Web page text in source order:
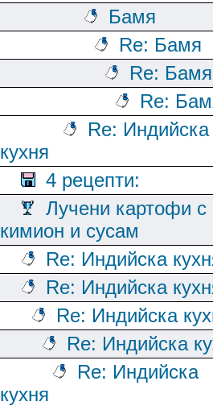
Бамя
Re: Бамя
Re: Бамя
Re:
Re: Индийска
кухня
4 рецепти:
Лучени картофи с
кимион и сусам
Re: Индийска
Re: Индийска
Re: Индийска
Re: Индийска
Re: Индийска
кухня